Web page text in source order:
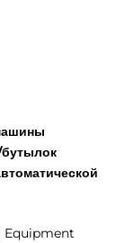
Equipment